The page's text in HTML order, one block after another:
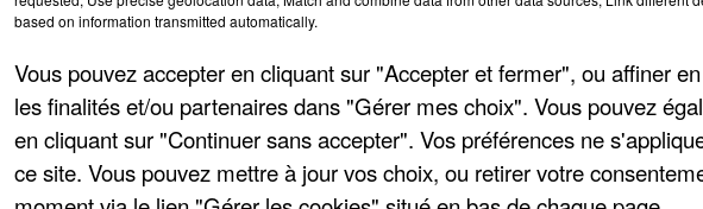
77570 Château-Landon
based on information transmitted automatically.
Vous pouvez accepter en cliquant sur "Accepter et fermer", ou affiner
les finalités et/ou partenaires dans "Gérer mes choix". Vous pouvez
en cliquant sur "Continuer sans accepter". Vos préférences ne
ce site. Vous pouvez mettre à jour vos choix, ou retirer votre